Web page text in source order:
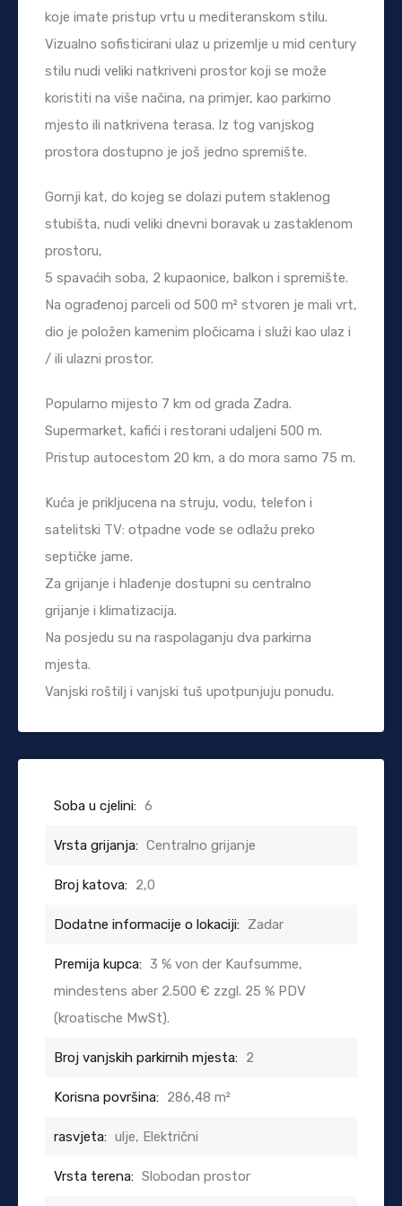
koje imate pristup vrtu u mediteranskom stilu.
Vizualno sofisticirani ulaz u prizemlje u mid century
stilu nudi veliki natkriveni prostor koji se može
koristiti na više načina, na primjer, kao parkirno
mjesto ili natkrivena terasa. Iz tog vanjskog
prostora dostupno je još jedno spremište.
Gornji kat, do kojeg se dolazi putem staklenog
stubišta, nudi veliki dnevni boravak u zastaklenom
prostoru,
5 spavaćih soba, 2 kupaonice, balkon i spremište.
Na ograđenoj parceli od 500 m² stvoren je mali vrt,
dio je položen kamenim pločicama i služi kao ulaz i
/ ili ulazni prostor.
Popularno mijesto 7 km od grada Zadra.
Supermarket, kafići i restorani udaljeni 500 m.
Pristup autocestom 20 km, a do mora samo 75 m.
Kuća je prikljucena na struju, vodu, telefon i
satelitski TV: otpadne vode se odlažu preko
septičke jame.
Za grijanje i hlađenje dostupni su centralno
grijanje i klimatizacija.
Na posjedu su na raspolaganju dva parkirna
mjesta.
Vanjski roštilj i vanjski tuš upotpunjuju ponudu.
Soba u cjelini: 6
Vrsta grijanja: Centralno grijanje
Broj katova: 2,0
Dodatne informacije o lokaciji: Zadar
Premija kupca: 3 % von der Kaufsumme,
mindestens aber 2.500 € zzgl. 25 % PDV
(kroatische MwSt).
Broj vanjskih parkirnih mjesta: 2
Korisna površina: 286,48 m²
rasvjeta: ulje, Električni
Vrsta terena: Slobodan prostor